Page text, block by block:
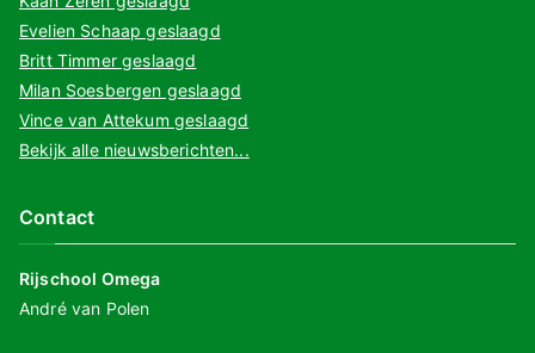
Evelien Schaap geslaagd
Britt Timmer geslaagd
Milan Soesbergen geslaagd
Vince van Attekum geslaagd
Bekijk alle nieuwsberichten...
Contact
Rijschool Omega
André van Polen